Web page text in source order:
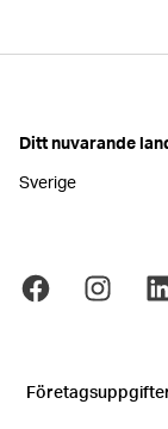
Ditt nuvarande
Sverige